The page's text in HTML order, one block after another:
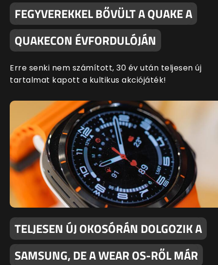
FEGYVEREKKEL BŐVÜLT A QUAKE A
QUAKECON ÉVFORDULÓJÁN
Erre senki nem számított, 30 év után teljesen új
tartalmat kapott a kultikus akciójáték!
TELJESEN ÚJ OKOSÓRÁN DOLGOZIK A
SAMSUNG, DE A WEAR OS-RŐL MÁR